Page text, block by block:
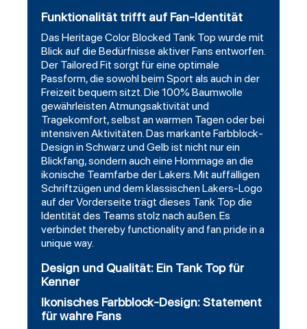
Funktionalität trifft auf Fan-Identität
Das Heritage Color Blocked Tank Top wurde mit
Blick auf die Bedürfnisse aktiver Fans entworfen.
Der Tailored Fit sorgt für eine optimale
Passform, die sowohl beim Sport als auch in der
Freizeit bequem sitzt. Die 100% Baumwolle
gewährleisten Atmungsaktivität und
Tragekomfort, selbst an warmen Tagen oder bei
intensiven Aktivitäten. Das markante Farbblock-
Design in Schwarz und Gelb ist nicht nur ein
Blickfang, sondern auch eine Hommage an die
ikonische Teamfarbe der Lakers. Mit auffälligen
Schriftzügen und dem klassischen Lakers-Logo
auf der Vorderseite trägt dieses Tank Top die
Identität des Teams stolz nach außen. Es
verbindet thereby functionality and fan pride in a
unique way.
Design und Qualität: Ein Tank Top für
Kenner
Ikonisches Farbblock-Design: Statement
für wahre Fans